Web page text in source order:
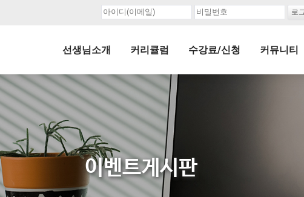
선생님소개 커리큘럼 수강료/신청 커뮤니티
이벤트게시판